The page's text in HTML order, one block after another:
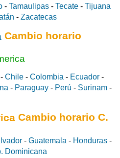
- Tamaulipas - Tecate - Tijuana
- Zacatecas
Cambio horario
- Chile - Colombia - Ecuador -
- Paraguay - Perú - Surinam -
Cambio horario C.
- Guatemala - Honduras -
Dominicana